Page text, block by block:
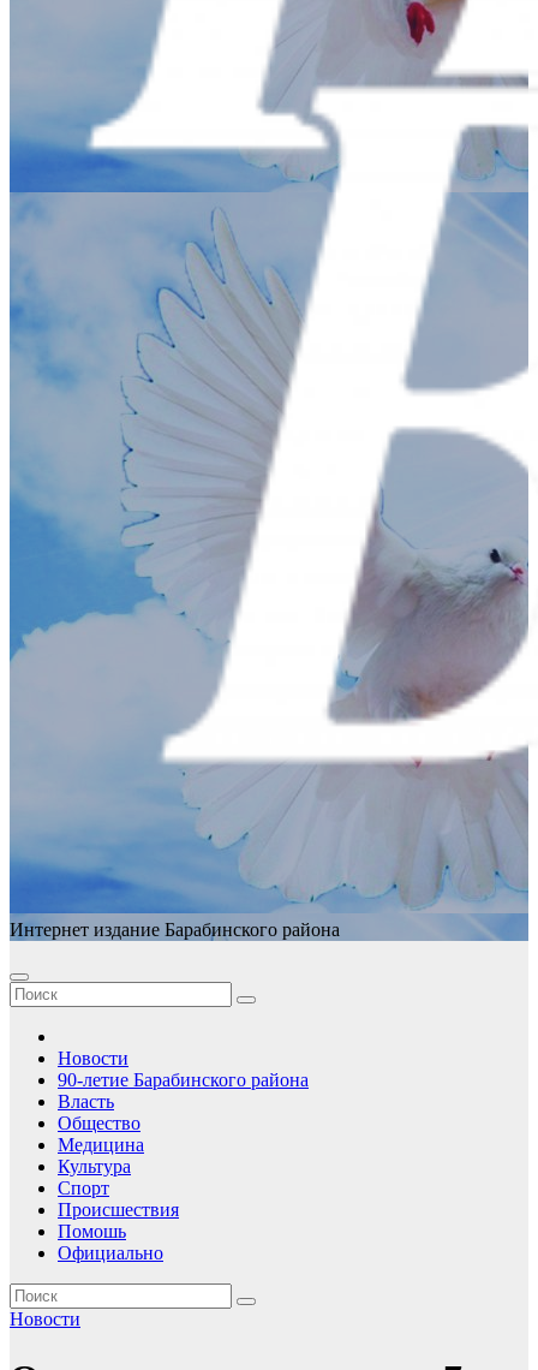
Интернет издание Барабинского района
Новости
90-летие Барабинского района
Власть
Общество
Медицина
Культура
Спорт
Происшествия
Помошь
Официально
Новости